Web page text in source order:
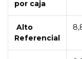
por caja
Alto
Referencial